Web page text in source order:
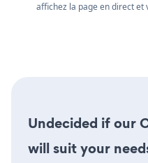
affichez la page en direct et
Undecided if our
will suit your